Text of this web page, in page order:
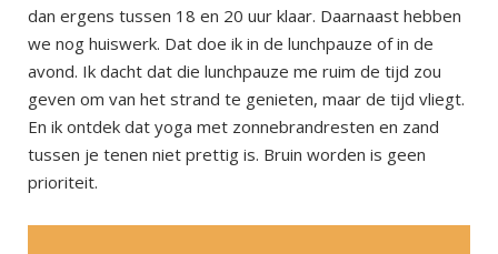
dan ergens tussen 18 en 20 uur klaar. Daarnaast hebben
we nog huiswerk. Dat doe ik in de lunchpauze of in de
avond. Ik dacht dat die lunchpauze me ruim de tijd zou
geven om van het strand te genieten, maar de tijd vliegt.
En ik ontdek dat yoga met zonnebrandresten en zand
tussen je tenen niet prettig is. Bruin worden is geen
prioriteit.